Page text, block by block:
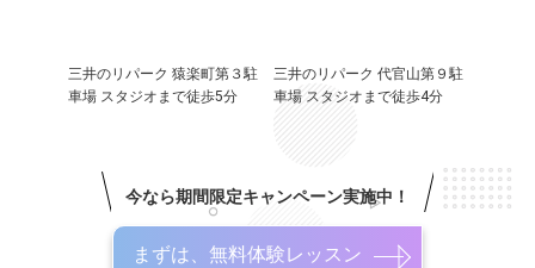
三井のリパーク 猿楽町第３駐
車場 スタジオまで徒歩5分
三井のリパーク 代官山第９駐
車場 スタジオまで徒歩4分
今なら期間限定キャンペーン実施中！
まずは、無料体験レッスン